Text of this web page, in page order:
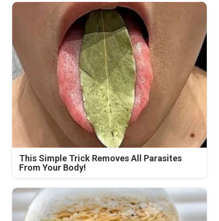
This Simple Trick Removes All Parasites
From Your Body!